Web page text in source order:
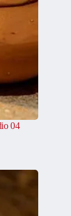
04